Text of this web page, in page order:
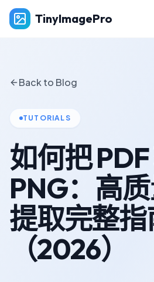
TinyImagePro
Back to Blog
TUTORIALS
如何把
PNG：高
提取完整指
（2026）